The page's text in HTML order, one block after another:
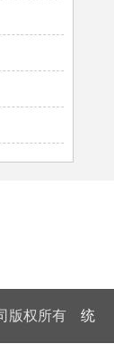
版权所有 统